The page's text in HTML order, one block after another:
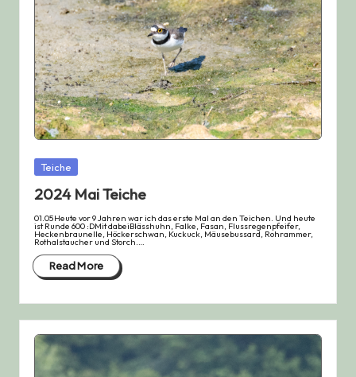
Posted
in Teiche
2024 Mai Teiche
01.05Heute vor 9 Jahren war ich das erste Mal an den Teichen. Und heute
ist Runde 600 :DMit dabeiBlässhuhn, Falke, Fasan, Flussregenpfeifer,
Heckenbraunelle, Höckerschwan, Kuckuck, Mäusebussard, Rohrammer,
Rothalstaucher und Storch.…
Read More